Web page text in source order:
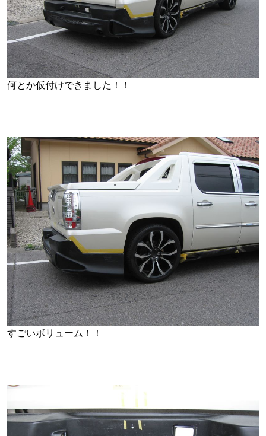
何とか仮付けできました！！
すごいボリューム！！